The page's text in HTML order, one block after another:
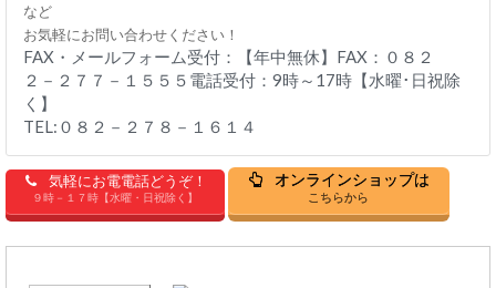
など
お気軽にお問い合わせください！
FAX・メールフォーム受付：【年中無休】FAX：０８２
２－２７７－１５５５電話受付：9時～17時【水曜･日祝除
く】
TEL:０８２－２７８－１６１４
気軽にお電電話どうぞ！
９時－１７時【水曜・日祝除く】
オンラインショップは
こちらから